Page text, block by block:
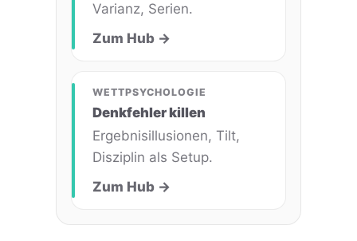
Varianz, Serien.
Zum Hub →
WETTPSYCHOLOGIE
Denkfehler killen
Ergebnisillusionen, Tilt,
Disziplin als Setup.
Zum Hub →